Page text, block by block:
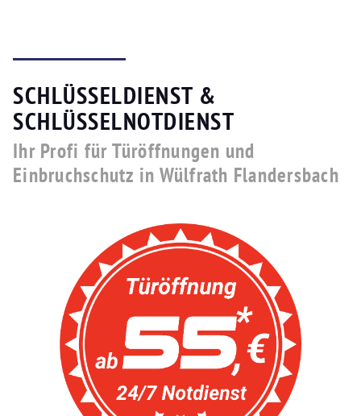
SCHLÜSSELDIENST &
SCHLÜSSELNOTDIENST
Ihr Profi für Türöffnungen und
Einbruchschutz in Wülfrath Flandersbach